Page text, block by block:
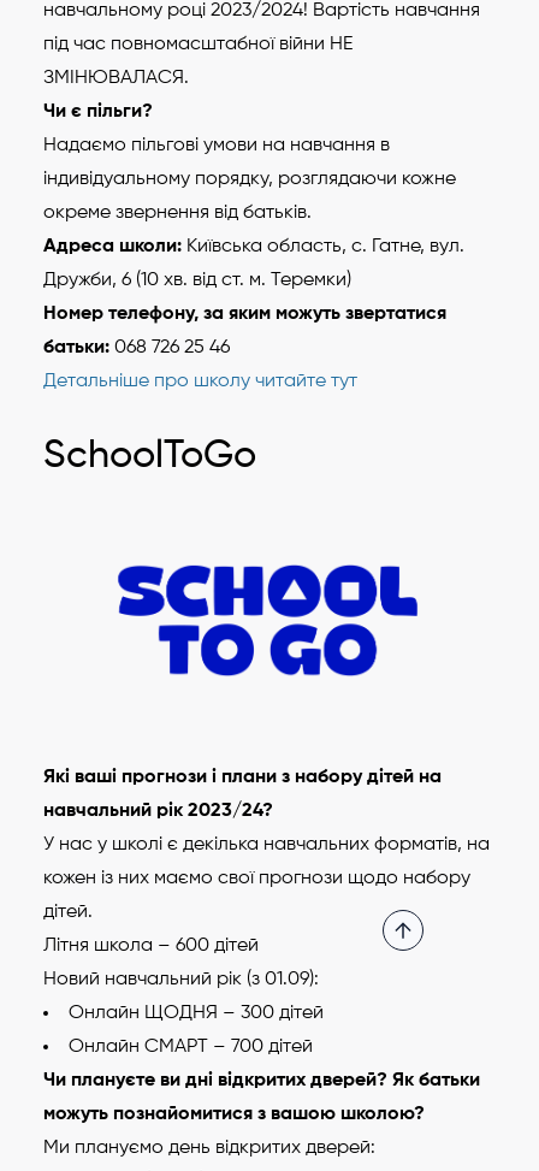
навчальному році 2023/2024! Вартість навчання
під час повномасштабної війни НЕ
ЗМІНЮВАЛАСЯ.
Чи є пільги?
Надаємо пільгові умови на навчання в
індивідуальному порядку, розглядаючи кожне
окреме звернення від батьків.
Адреса школи: Київська область, с. Гатне, вул.
Дружби, 6 (10 хв. від ст. м. Теремки)
Номер телефону, за яким можуть звертатися
батьки: 068 726 25 46
Детальніше про школу читайте тут
SchoolToGo
Які ваші прогнози і плани з набору дітей на
навчальний рік 2023/24?
У нас у школі є декілька навчальних форматів, на
кожен із них маємо свої прогнози щодо набору
дітей.
Літня школа – 600 дітей
Новий навчальний рік (з 01.09):
Онлайн ЩОДНЯ – 300 дітей
Онлайн СМАРТ – 700 дітей
Чи плануєте ви дні відкритих дверей? Як батьки
можуть познайомитися з вашою школою?
Ми плануємо день відкритих дверей: